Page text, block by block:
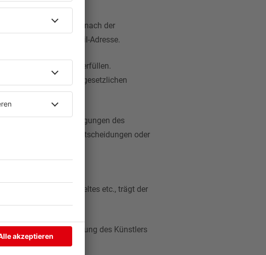
2026.
ein Mitarbeiter direkt nach der
Namen und E-Mail-Adresse.
des Veranstalters erfüllen.
Veranstalters und die gesetzlichen
Hausordnungsbedingungen des
Einlassentscheidungen oder
/ Aufbau des Zeltes etc., trägt der
z. B. wegen Erkrankung des Künstlers